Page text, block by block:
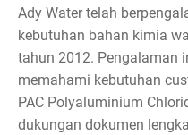
Ady Water telah
kebutuhan bahan kimia
tahun 2012. Pengalaman
memahami kebutuhan
PAC Polyaluminium
dukungan dokumen